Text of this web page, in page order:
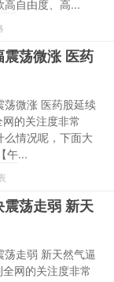
高自由度、高...
荡微涨 医药
荡微涨 医药股延续
的关注度非常
情况呢，下面大
午...
荡走弱 新天
荡走弱 新天然气逼
网的关注度非常